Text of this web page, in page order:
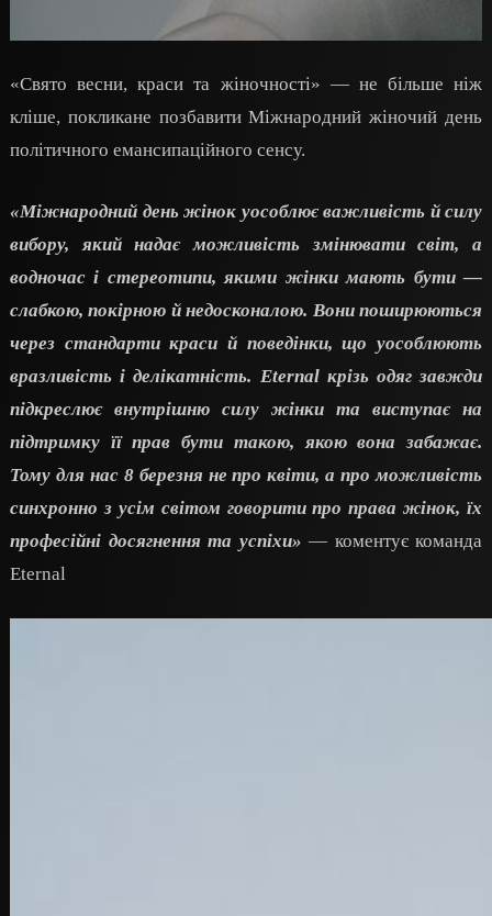
«Свято весни, краси та жіночності» — не більше ніж
кліше, покликане позбавити Міжнародний жіночий день
політичного емансипаційного сенсу.
«Міжнародний день жінок уособлює важливість й силу
вибору, який надає можливість змінювати світ, а
водночас і стереотипи, якими жінки мають бути —
слабкою, покірною й недосконалою. Вони поширюються
через стандарти краси й поведінки, що уособлюють
вразливість і делікатність. Eternal крізь одяг завжди
підкреслює внутрішню силу жінки та виступає на
підтримку її прав бути такою, якою вона забажає.
Тому для нас 8 березня не про квіти, а про можливість
синхронно з усім світом говорити про права жінок, їх
професійні досягнення та успіхи» — коментує команда
Eternal